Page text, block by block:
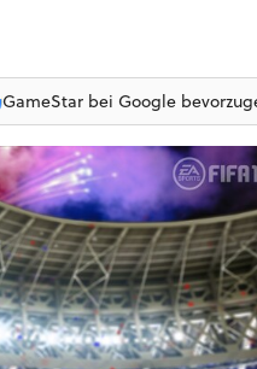
GameStar bei Google